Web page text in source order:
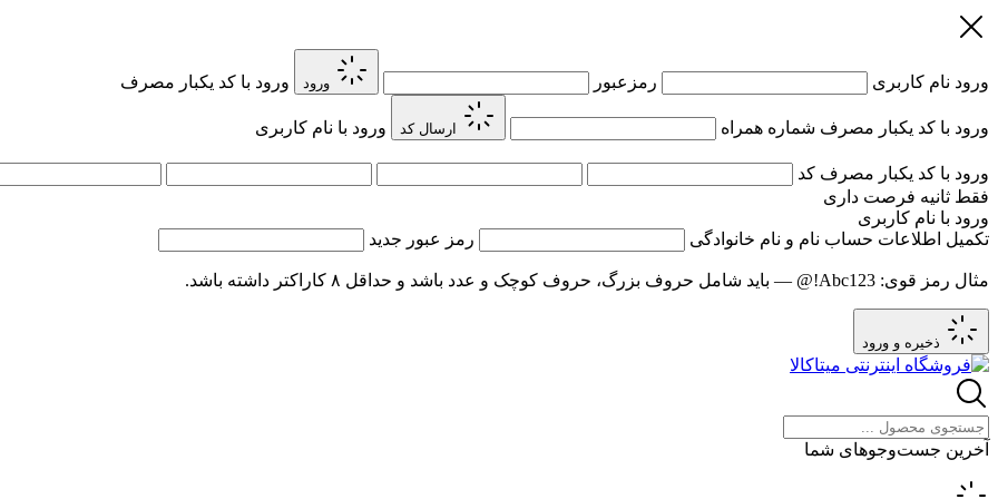
ورود نام کاربری رمزعبور ورود ورود با کد یکبار مصرف
ورود با کد یکبار مصرف شماره همراه ارسال کد ورود با نام کاربری
ورود با کد یکبار مصرف کد
فقط ثانیه فرصت داری
ورود با نام کاربری
تکمیل اطلاعات حساب نام و نام خانوادگی رمز عبور جدید
مثال رمز قوی: Abc123!@ — باید شامل حروف بزرگ، حروف کوچک و عدد باشد و حداقل ۸ کاراکتر داشته باشد.
ذخیره و ورود
آخرین جست‌وجوهای شما